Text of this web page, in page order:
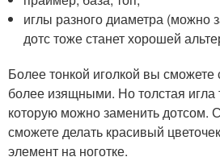
иглы разного диаметра (можно
дотс тоже станет хорошей
Более тонкой иголкой вы сможете
более изящными. Но толстая игла
которую можно заменить дотсом.
сможете делать красивый
элемент на ноготке.